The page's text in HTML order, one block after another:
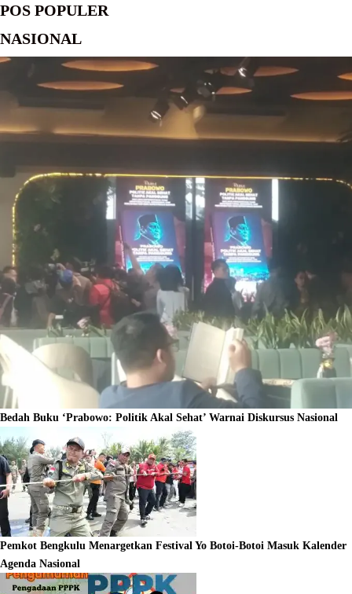
POS POPULER
NASIONAL
Bedah Buku ‘Prabowo: Politik Akal Sehat’ Warnai Diskursus Nasional
Pemkot Bengkulu Menargetkan Festival Yo Botoi-Botoi Masuk Kalender
Agenda Nasional